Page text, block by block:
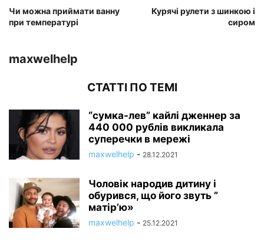
Чи можна приймати ванну
при температурі
Курячі рулети з шинкою і
сиром
maxwelhelp
СТАТТІ ПО ТЕМІ
“сумка-лев” кайлі дженнер за
440 000 рублів викликала
суперечки в мережі
maxwelhelp - 28.12.2021
Чоловік народив дитину і
обурився, що його звуть ”
матір’ю»
maxwelhelp - 25.12.2021